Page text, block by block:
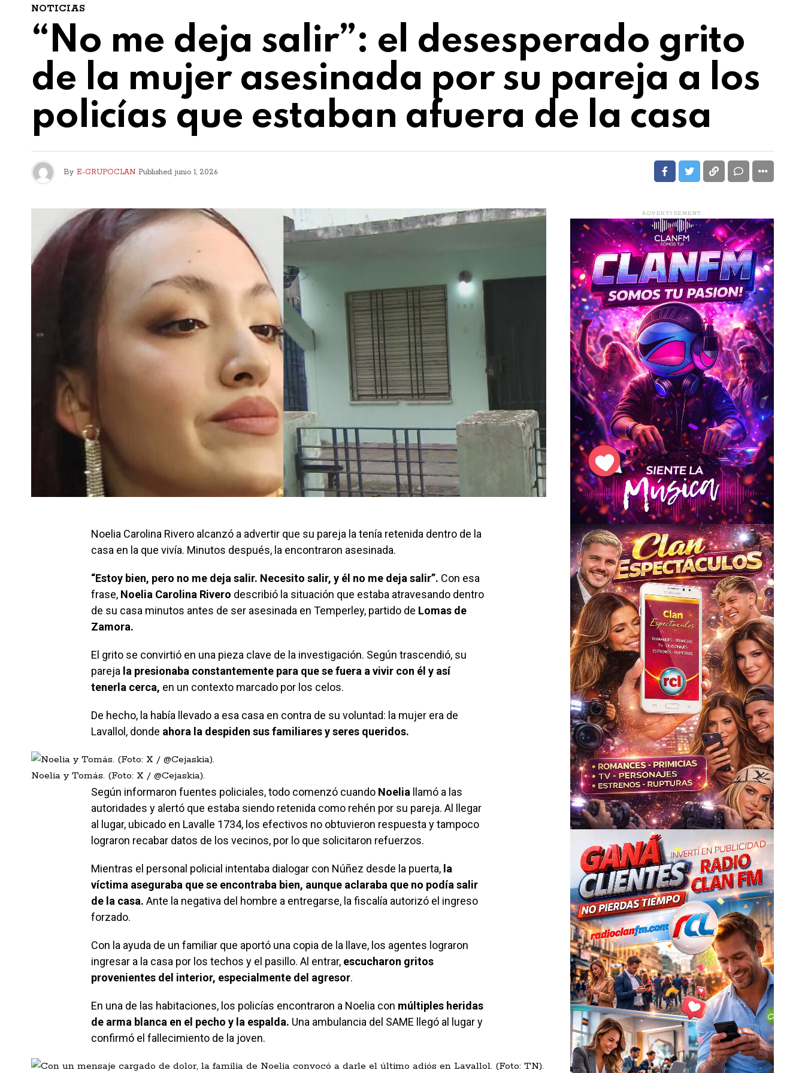
NOTICIAS
“No me deja salir”: el desesperado grito
de la mujer asesinada por su pareja a los
policías que estaban afuera de la casa
By E-GRUPOCLAN Published junio 1, 2026
Noelia Carolina Rivero alcanzó a advertir que su pareja la tenía retenida dentro de la
casa en la que vivía. Minutos después, la encontraron asesinada.
“Estoy bien, pero no me deja salir. Necesito salir, y él no me deja salir”. Con esa
frase, Noelia Carolina Rivero describió la situación que estaba atravesando dentro
de su casa minutos antes de ser asesinada en Temperley, partido de Lomas de
Zamora.
El grito se convirtió en una pieza clave de la investigación. Según trascendió, su
pareja la presionaba constantemente para que se fuera a vivir con él y así
tenerla cerca, en un contexto marcado por los celos.
De hecho, la había llevado a esa casa en contra de su voluntad: la mujer era de
Lavallol, donde ahora la despiden sus familiares y seres queridos.
Noelia y Tomás. (Foto: X / @Cejaskia).
Según informaron fuentes policiales, todo comenzó cuando Noelia llamó a las
autoridades y alertó que estaba siendo retenida como rehén por su pareja. Al llegar
al lugar, ubicado en Lavalle 1734, los efectivos no obtuvieron respuesta y tampoco
lograron recabar datos de los vecinos, por lo que solicitaron refuerzos.
Mientras el personal policial intentaba dialogar con Núñez desde la puerta, la
víctima aseguraba que se encontraba bien, aunque aclaraba que no podía salir
de la casa. Ante la negativa del hombre a entregarse, la fiscalía autorizó el ingreso
forzado.
Con la ayuda de un familiar que aportó una copia de la llave, los agentes lograron
ingresar a la casa por los techos y el pasillo. Al entrar, escucharon gritos
provenientes del interior, especialmente del agresor.
En una de las habitaciones, los policías encontraron a Noelia con múltiples heridas
de arma blanca en el pecho y la espalda. Una ambulancia del SAME llegó al lugar y
confirmó el fallecimiento de la joven.
ADVERTISEMENT